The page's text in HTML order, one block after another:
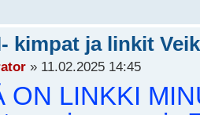
kimpat ja linkit
» 11.02.2025 14:45
ON LINKKI